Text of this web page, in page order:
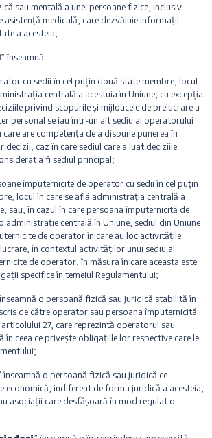
sau mentală a unei persoane fizice, inclusiv
asistență medicală, care dezvăluie informații
a acesteia;
” înseamnă:
cu sedii în cel puțin două state membre, locul
centrală a acestuia în Uniune, cu excepția
privind scopurile și mijloacele de prelucrare a
personal se iau într-un alt sediu al operatorului
care are competența de a dispune punerea în
decizii, caz în care sediul care a luat deciziile
a fi sediul principal;
împuternicite de operator cu sedii în cel puțin
locul în care se află administrația centrală a
sau, în cazul în care persoana împuternicită de
administrație centrală în Uniune, sediul din Uniune
de operator în care au loc activitățile
în contextul activităților unui sediu al
de operator, în măsura în care aceasta este
specifice în temeiul Regulamentului;
o persoană fizică sau juridică stabilită în
de către operator sau persoana împuternicită
27, care reprezintă operatorul sau
în ceea ce privește obligațiile lor respective care le
înseamnă o persoană fizică sau juridică ce
economică, indiferent de forma juridică a acesteia,
asociații care desfășoară în mod regulat o